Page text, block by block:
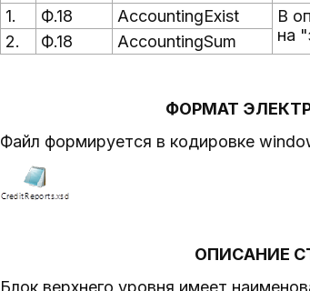
1. Ф.18 AccountingExist
В
на
2. Ф.18 AccountingSum
ФОРМАТ
Файл формируется в кодировке
ОПИСАНИЕ
Блок верхнего уровня имеет